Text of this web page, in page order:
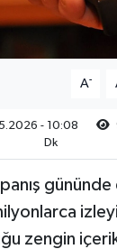
A-
- 10:08
Dk
zengin